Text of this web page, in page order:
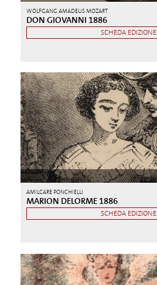
WOLFGANG AMADEUS MOZART
DON GIOVANNI 1886
SCHEDA EDIZIONE
AMILCARE PONCHIELLI
MARION DELORME 1886
SCHEDA EDIZIONE